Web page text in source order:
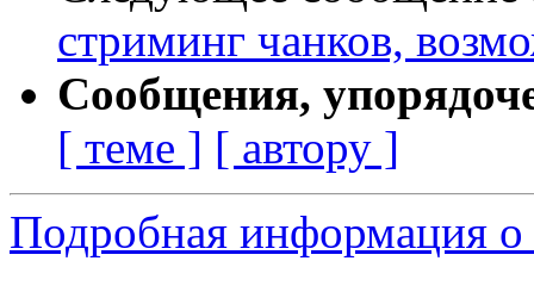
стриминг чанков,
Сообщения,
[ теме ] [ автору ]
Подробная информация